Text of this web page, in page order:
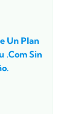
Un Plan
.com Sin